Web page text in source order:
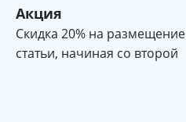
Акция
Cкидка 20% на размещение
статьи, начиная со второй